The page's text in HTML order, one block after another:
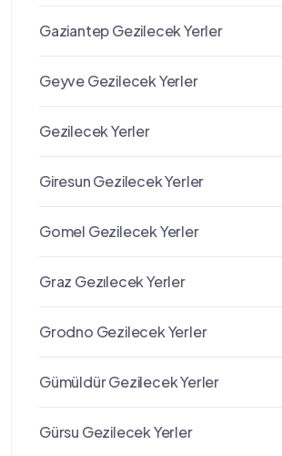
Gaziantep Gezilecek Yerler
Geyve Gezilecek Yerler
Gezilecek Yerler
Giresun Gezilecek Yerler
Gomel Gezilecek Yerler
Graz Gezılecek Yerler
Grodno Gezilecek Yerler
Gümüldür Gezilecek Yerler
Gürsu Gezilecek Yerler